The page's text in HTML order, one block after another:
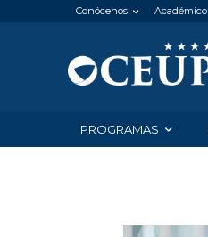
Conócenos Académico
PROGRAMAS